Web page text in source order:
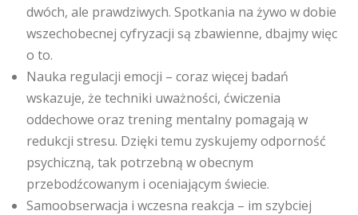
dwóch, ale prawdziwych. Spotkania na żywo w dobie
wszechobecnej cyfryzacji są zbawienne, dbajmy więc
o to.
Nauka regulacji emocji – coraz więcej badań
wskazuje, że techniki uważności, ćwiczenia
oddechowe oraz trening mentalny pomagają w
redukcji stresu. Dzięki temu zyskujemy odporność
psychiczną, tak potrzebną w obecnym
przebodźcowanym i oceniającym świecie.
Samoobserwacja i wczesna reakcja – im szybciej